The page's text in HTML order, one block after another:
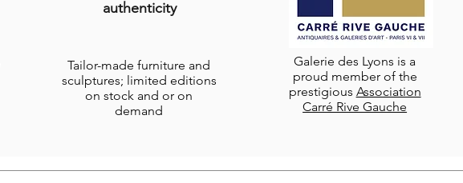
authenticity
Tailor-made furniture and
sculptures; limited editions
on stock and or on
demand
Galerie des Lyons is a
proud member of the
prestigious Association
Carré Rive Gauche